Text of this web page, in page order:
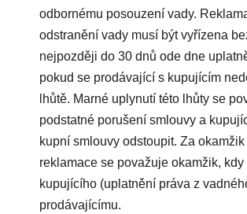
odbornému posouzení vady.
odstranění vady musí být vyřízena
nejpozději do 30 dnů ode dne
pokud se prodávající s kupujícím
lhůtě. Marné uplynutí této lhůty se
podstatné porušení smlouvy a
kupní smlouvy odstoupit. Za
reklamace se považuje okamžik,
kupujícího (uplatnění práva z
prodávajícímu.